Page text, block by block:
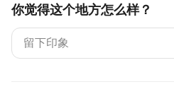
你觉得这个地方怎么样？